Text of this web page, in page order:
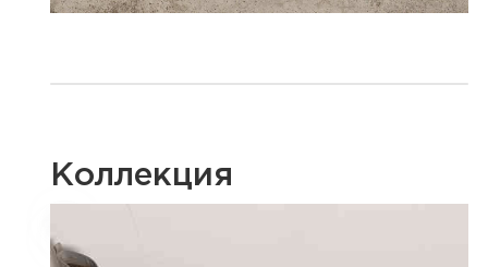
Коллекция